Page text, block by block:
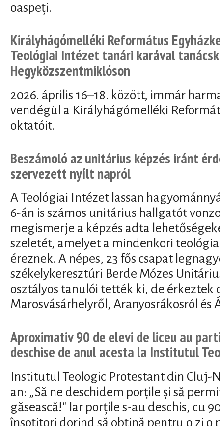
oaspeți.
Királyhágómelléki Református
Teológiai Intézet tanári karával
Hegyközszentmiklóson
2026. április 16–18. között, immár
vendégül a Királyhágómelléki
oktatóit.
Beszámoló az unitárius képzés iránt
szervezett nyílt napról
A Teológiai Intézet lassan
6-án is számos unitárius hallgatót
megismerje a képzés adta
szeletét, amelyet a mindenkori
éreznek. A népes, 23 fős csapat
székelykeresztúri Berde Mózes
osztályos tanulói tették ki, de érkeztek
Marosvásárhelyről, Aranyosrákosról és
Aproximativ 90 de elevi de liceu au
deschise de anul acesta la Institutul
Institutul Teologic Protestant din Cluj-
an: „Să ne deschidem porțile și să
găsească!" Iar porțile s-au deschis, cu
însoțitori dorind să obțină pentru o zi o